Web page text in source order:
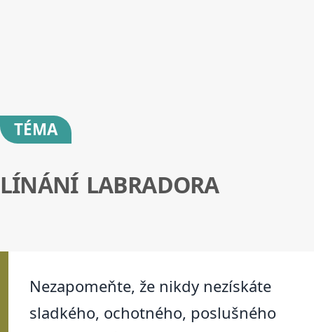
TÉMA
LÍNÁNÍ LABRADORA
Nezapomeňte, že nikdy nezískáte
sladkého, ochotného, poslušného